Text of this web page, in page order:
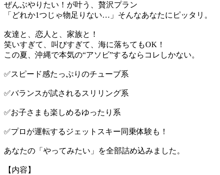
ぜんぶやりたい！が叶う、贅沢プラン
「どれか1つじゃ物足りない…」そんなあなたにピッタリ。
友達と、恋人と、家族と！
笑いすぎて、叫びすぎて、海に落ちてもOK！
この夏、沖縄で本気の“アソビ”するならコレしかない。
✅️スピード感たっぷりのチューブ系
✅️バランスが試されるスリリング系
✅️お子さまも楽しめるゆったり系
✅️プロが運転するジェットスキー同乗体験も！
あなたの「やってみたい」を全部詰め込みました。
【内容】